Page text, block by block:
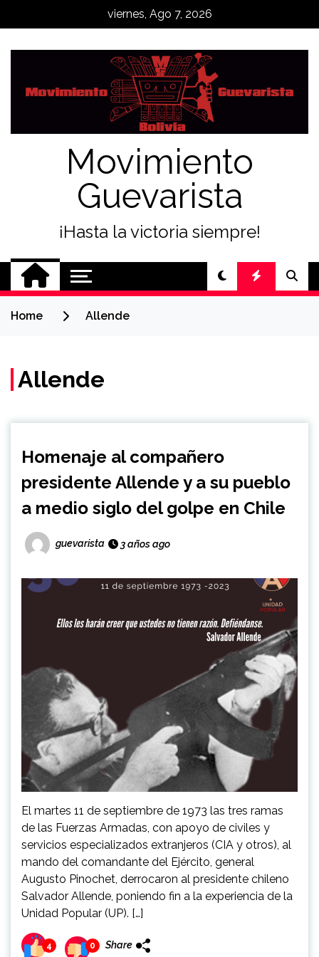
viernes, Ago 7, 2026
Movimiento
Guevarista
¡Hasta la victoria siempre!
Home Allende
Allende
Homenaje al compañero
presidente Allende y a su pueblo
a medio siglo del golpe en Chile
guevarista 3 años ago
El martes 11 de septiembre de 1973 las tres ramas
de las Fuerzas Armadas, con apoyo de civiles y
servicios especializados extranjeros (CIA y otros), al
mando del comandante del Ejército, general
Augusto Pinochet, derrocaron al presidente chileno
Salvador Allende, poniendo fin a la experiencia de la
Unidad Popular (UP). […]
4 0 Share